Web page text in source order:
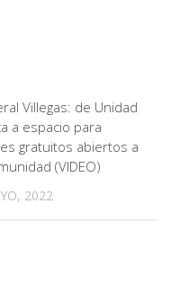
Villegas: de Unidad
a espacio para
gratuitos abiertos a
(VIDEO)
2022